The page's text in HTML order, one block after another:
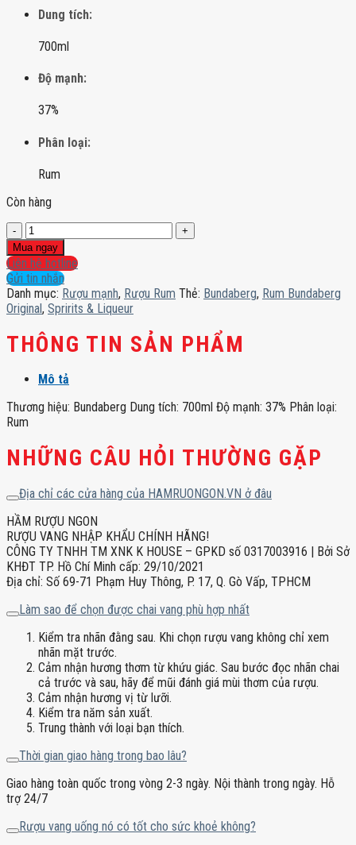
Dung tích:
700ml
Độ mạnh:
37%
Phân loại:
Rum
Còn hàng
Rum
Bundaberg
Original
số
lượng
Mua ngay
Liên hệ hotline
Gửi tin nhắn
Danh mục: Rượu mạnh, Rượu Rum Thẻ: Bundaberg, Rum Bundaberg
Original, Spririts & Liqueur
THÔNG TIN SẢN PHẨM
Mô tả
Thương hiệu: Bundaberg Dung tích: 700ml Độ mạnh: 37% Phân loại:
Rum
NHỮNG CÂU HỎI THƯỜNG GẶP
Địa chỉ các cửa hàng của HAMRUONGON.VN ở đâu
HẦM RƯỢU NGON
RƯỢU VANG NHẬP KHẨU CHÍNH HÃNG!
CÔNG TY TNHH TM XNK K HOUSE – GPKD số 0317003916 | Bởi Sở
KHĐT TP. Hồ Chí Minh cấp: 29/10/2021
Địa chỉ: Số 69-71 Phạm Huy Thông, P. 17, Q. Gò Vấp, TPHCM
Làm sao để chọn được chai vang phù hợp nhất
Kiểm tra nhãn đằng sau. Khi chọn rượu vang không chỉ xem
nhãn mặt trước.
Cảm nhận hương thơm từ khứu giác. Sau bước đọc nhãn chai
cả trước và sau, hãy để mũi đánh giá mùi thơm của rượu.
Cảm nhận hương vị từ lưỡi.
Kiểm tra năm sản xuất.
Trung thành với loại bạn thích.
Thời gian giao hàng trong bao lâu?
Giao hàng toàn quốc trong vòng 2-3 ngày. Nội thành trong ngày. Hỗ
trợ 24/7
Rượu vang uống nó có tốt cho sức khoẻ không?